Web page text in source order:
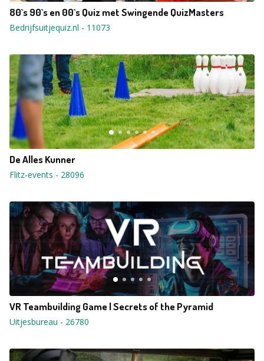
80`s 90`s en 00`s Quiz met Swingende QuizMasters
Bedrijfsuitjequiz.nl - 11073
De Alles Kunner
Flitz-events - 28096
VR Teambuilding Game | Secrets of the Pyramid
Uitjesbureau - 26780